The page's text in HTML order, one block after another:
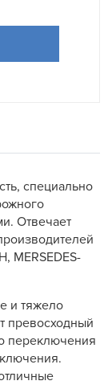
специально
Отвечает
MERSEDES-
и тяжело
превосходный
переключения